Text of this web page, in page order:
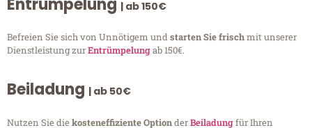
| ab 150€
Befreien Sie sich von Unnötigem undstarten Sie frischmit unserer
Dienstleistung zurEntrümpelungab 150€.
Beiladung | ab 50€
Nutzen Sie diekosteneffiziente OptionderBeiladungfür Ihren